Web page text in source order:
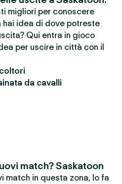
migliori per conoscere
hai idea di dove potreste
Qui entra in gioco
per uscire in città con il
da cavalli
match? Saskatoon
match in questa zona, lo fa